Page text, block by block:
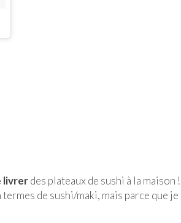
livrerdes plateaux de sushi à la
de sushi/maki, mais parce que je